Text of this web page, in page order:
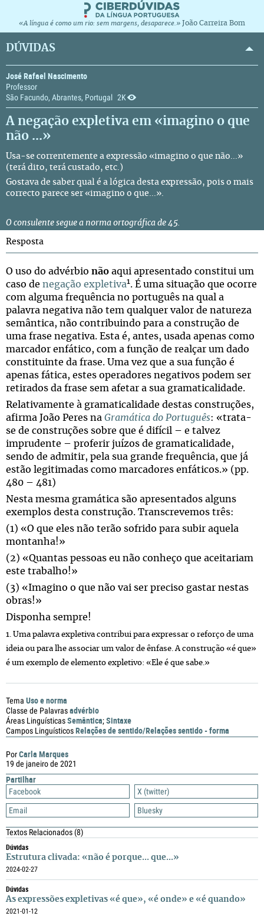
«A língua é como um rio: sem margens, desaparece.» João Carreira Bom
DÚVIDAS
José Rafael Nascimento
Professor
São Facundo, Abrantes, Portugal 2K
A negação expletiva em «imagino o que
não ...»
Usa-se correntemente a expressão «imagino o que não...»
(terá dito, terá custado, etc.)
Gostava de saber qual é a lógica desta expressão, pois o mais
correcto parece ser «imagino o que...».
O consulente segue a norma ortográfica de 45.
PorCarla Marques
19 de janeiro de 2021
Partilhar
Facebook
X (twitter)
Email
Bluesky
Textos Relacionados(8)
Dúvidas
Estrutura clivada: «não é porque... que...»
2024-02-27
Dúvidas
As expressões expletivas «é que», «é onde» e «é quando»
2021-01-12
Resposta
O uso do advérbio não aqui apresentado constitui um
caso de negação expletiva1 . É uma situação que ocorre
com alguma frequência no português na qual a
palavra negativa não tem qualquer valor de natureza
semântica, não contribuindo para a construção de
uma frase negativa. Esta é, antes, usada apenas como
marcador enfático, com a função de realçar um dado
constituinte da frase. Uma vez que a sua função é
apenas fática, estes operadores negativos podem ser
retirados da frase sem afetar a sua gramaticalidade.
Relativamente à gramaticalidade destas construções,
afirma João Peres na Gramática do Português: «trata-
se de construções sobre que é difícil – e talvez
imprudente – proferir juízos de gramaticalidade,
sendo de admitir, pela sua grande frequência, que já
estão legitimadas como marcadores enfáticos.» (pp.
480 – 481)
Nesta mesma gramática são apresentados alguns
exemplos desta construção. Transcrevemos três:
(1) «O que eles não terão sofrido para subir aquela
montanha!»
(2) «Quantas pessoas eu não conheço que aceitariam
este trabalho!»
(3) «Imagino o que não vai ser preciso gastar nestas
obras!»
Disponha sempre!
1. Uma palavra expletiva contribui para expressar o reforço de uma
ideia ou para lhe associar um valor de ênfase. A construção «é que»
é um exemplo de elemento expletivo: «Ele é que sabe.»
Tema Uso e norma
Classe de Palavrasadvérbio
Áreas LinguísticasSemântica;Sintaxe
Campos LinguísticosRelações de sentido/Relações sentido - forma